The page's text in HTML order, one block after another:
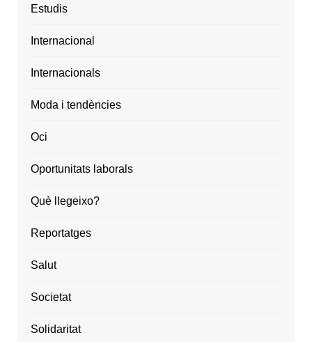
Estudis
Internacional
Internacionals
Moda i tendències
Oci
Oportunitats laborals
Què llegeixo?
Reportatges
Salut
Societat
Solidaritat